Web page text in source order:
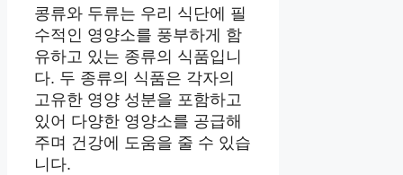
콩류와 두류는 우리 식단에 필
수적인 영양소를 풍부하게 함
유하고 있는 종류의 식품입니
다. 두 종류의 식품은 각자의
고유한 영양 성분을 포함하고
있어 다양한 영양소를 공급해
주며 건강에 도움을 줄 수 있습
니다.